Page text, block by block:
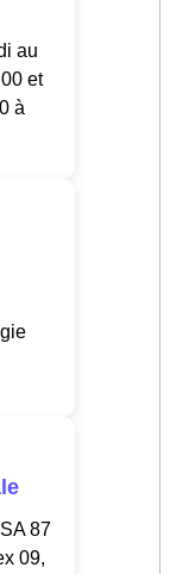
au
et
à
87
09,